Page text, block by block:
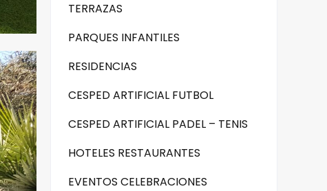
TERRAZAS
PARQUES INFANTILES
RESIDENCIAS
CESPED ARTIFICIAL FUTBOL
CESPED ARTIFICIAL PADEL – TENIS
HOTELES RESTAURANTES
EVENTOS CELEBRACIONES